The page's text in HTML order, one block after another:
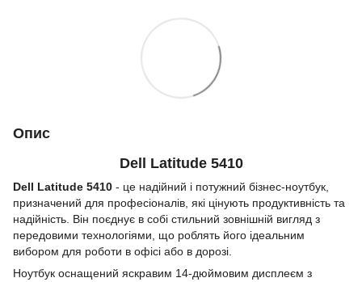
Опис
Dell Latitude 5410
Dell Latitude 5410 - це надійний і потужний бізнес-ноутбук,
призначений для професіоналів, які цінують продуктивність та
надійність. Він поєднує в собі стильний зовнішній вигляд з
передовими технологіями, що роблять його ідеальним
вибором для роботи в офісі або в дорозі.
Ноутбук оснащений яскравим 14-дюймовим дисплеєм з